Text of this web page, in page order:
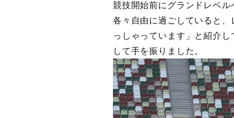
競技開始前にグランドレベ
各々自由に過ごしていると
っしゃっています」と紹介
して手を振りました。